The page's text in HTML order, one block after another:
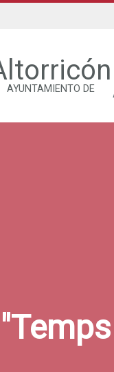
AYUNTAMIENTO DE